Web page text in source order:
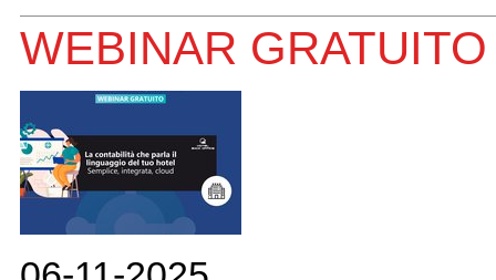
WEBINAR